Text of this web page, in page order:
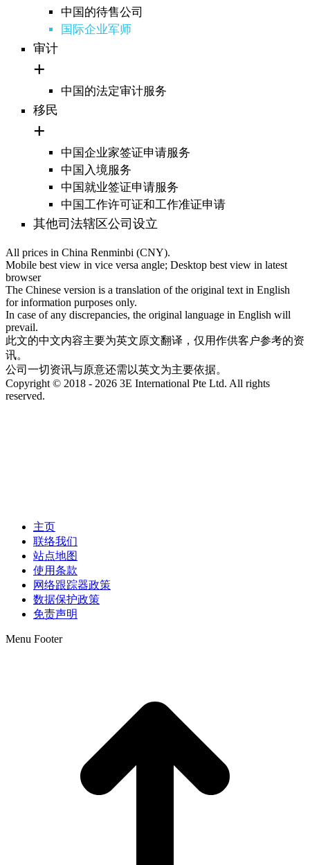
中国的待售公司
国际企业军师
审计
中国的法定审计服务
移民
中国企业家签证申请服务
中国入境服务
中国就业签证申请服务
中国工作许可证和工作准证申请
其他司法辖区公司设立
All prices in China Renminbi (CNY).
Mobile best view in vice versa angle; Desktop best view in latest
browser
The Chinese version is a translation of the original text in English
for information purposes only.
In case of any discrepancies, the original language in English will
prevail.
此文的中文内容主要为英文原文翻译，仅用作供客户参考的资
讯。
公司一切资讯与原意还需以英文为主要依据。
Copyright © 2018 - 2026 3E International Pte Ltd. All rights
reserved.
主页
联络我们
站点地图
使用条款
网络跟踪器政策
数据保护政策
免责声明
Menu Footer